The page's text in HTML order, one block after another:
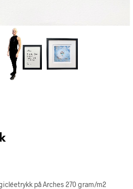
på Arches 270 gram/m2